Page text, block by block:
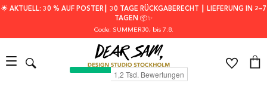
🌟 AKTUELL: 30 % AUF POSTER┃ 30 TAGE RÜCKGABERECHT ┃ LIEFERUNG IN 2–7
TAGEN 📦✨
Code: SUMMER30, bis 7.8.